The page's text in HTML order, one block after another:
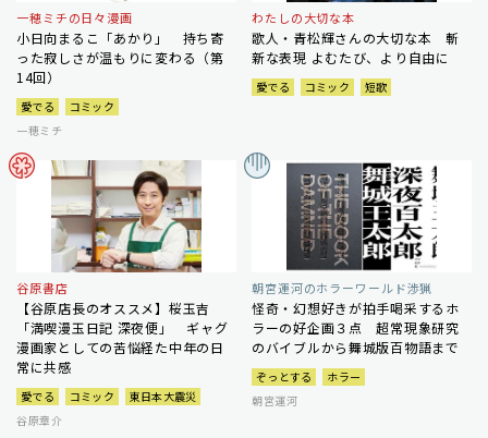
一穂ミチの日々漫画
小日向まるこ「あかり」 持ち寄
った寂しさが温もりに変わる（第
14回）
愛でる
コミック
一穂ミチ
わたしの大切な本
歌人・青松輝さんの大切な本 斬
新な表現 よむたび、より自由に
愛でる コミック 短歌
谷原書店
【谷原店長のオススメ】桜玉吉
「満喫漫玉日記 深夜便」 ギャグ
漫画家としての苦悩経た中年の日
常に共感
愛でる コミック
東日本大震災
谷原章介
朝宮運河のホラーワールド渉猟
怪奇・幻想好きが拍手喝采するホ
ラーの好企画３点 超常現象研究
のバイブルから舞城版百物語まで
ぞっとする
ホラー
朝宮運河